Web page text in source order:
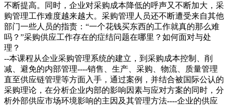
不断提高。同时，企业对采购成本降低的呼声又不断加大，采
购管理工作难度越来越大。采购管理人员还不断遭受来自其他
部门一些人员的指责：“一个花钱买东西的工作就真的那么难
吗？”采购供应工作存在的症结问题在哪里？如何面对与处
理？
--本课程从企业采购管理系统的建立，到采购成本控制、削
减、避免的内部管理----销售、生产、采购、物流、质量管理
直至供应链管理等方面入手，通过案例，并结合被国际公认的
采购理论，在分析企业内部的影响因素与应对方案的同时，分
析外部供应市场环境影响的主因及其管理方法----企业的供应